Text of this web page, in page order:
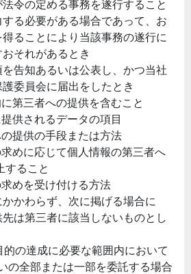
令の定める事務を遂行すること
る必要がある場合であって、お
ることにより当該事務の遂行に
それがあるとき
告知あるいは公表し、かつ当社
委員会に届出をしたとき
第三者への提供を含むこと
供されるデータの項目
提供の手段または方法
めに応じて個人情報の第三者へ
すること
めを受け付ける方法
かかわらず、次に掲げる場合に
は第三者に該当しないものとし
の達成に必要な範囲内において
の全部または一部を委託する場合